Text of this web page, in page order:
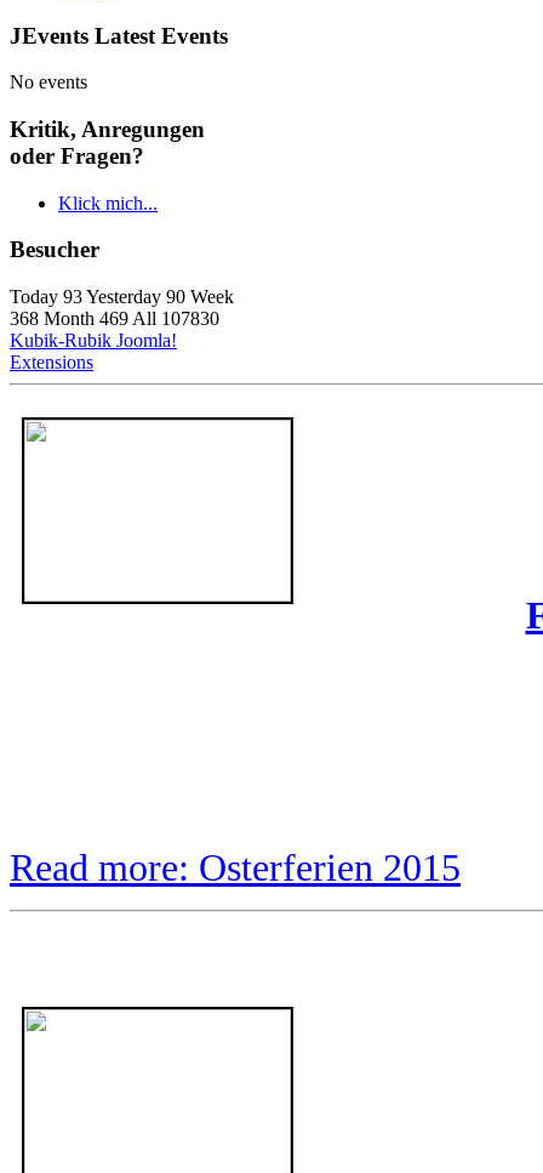
JEvents Latest Events
No events
Kritik, Anregungen
oder Fragen?
Klick mich...
Besucher
Today 93 Yesterday 90 Week
368 Month 469 All 107830
Kubik-Rubik Joomla!
Extensions
Read more: Osterferien 2015